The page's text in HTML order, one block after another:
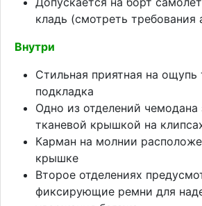
кладь (смотреть требования
Внутри
Стильная приятная на ощупь
подкладка
Одно из отделений чемодана
тканевой крышкой на
Карман на молнии
крышке
Второе отделениях
фиксирующие ремни для